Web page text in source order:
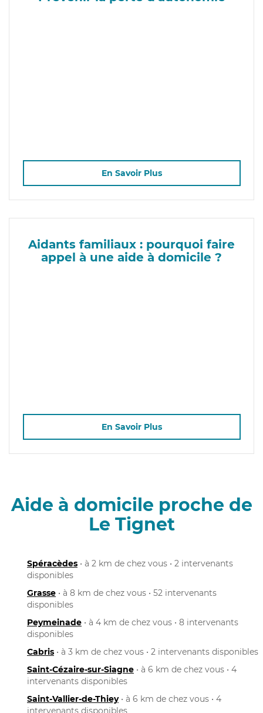
En Savoir Plus
Aidants familiaux : pourquoi faire
appel à une aide à domicile ?
En Savoir Plus
Aide à domicile proche de
Le Tignet
Spéracèdes • à 2 km de chez vous • 2 intervenants
disponibles
Grasse • à 8 km de chez vous • 52 intervenants
disponibles
Peymeinade • à 4 km de chez vous • 8 intervenants
disponibles
Cabris • à 3 km de chez vous • 2 intervenants disponibles
Saint-Cézaire-sur-Siagne • à 6 km de chez vous • 4
intervenants disponibles
Saint-Vallier-de-Thiey• à 6 km de chez vous • 4
intervenants disponibles